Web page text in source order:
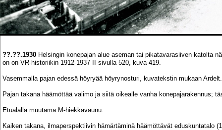
??.??.1930 Helsingin konepajan alue aseman tai pikatavarasiiven katolta
on on VR-historiikin 1912-1937 II sivulla 520, kuva 419.
Vasemmalla pajan edessä höyryää höyrynosturi, kuvatekstin mukaan
Pajan takana häämöttää valimo ja siitä oikealle vanha konepajarakennus;
Etualalla muutama M-hiekkavaunu.
Kaiken takana, ilmaperspektiivin hämärtäminä häämöttävät eduskuntatalo